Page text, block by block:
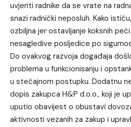
uvjeriti radnike da se vrate na
snazi radnički neposluh. Kako
ozbiljna jer ostavljanje koksnih
nesagledive posljedice po
Do ovakvog razvoja događaja
problema u funkcionisanju i
u stečajnom postupku. Dodatnu
dopis zakupca H&P d.o.o., koji je
uputio obavijest o obustavi
aktivnosti vezanih za zakup i